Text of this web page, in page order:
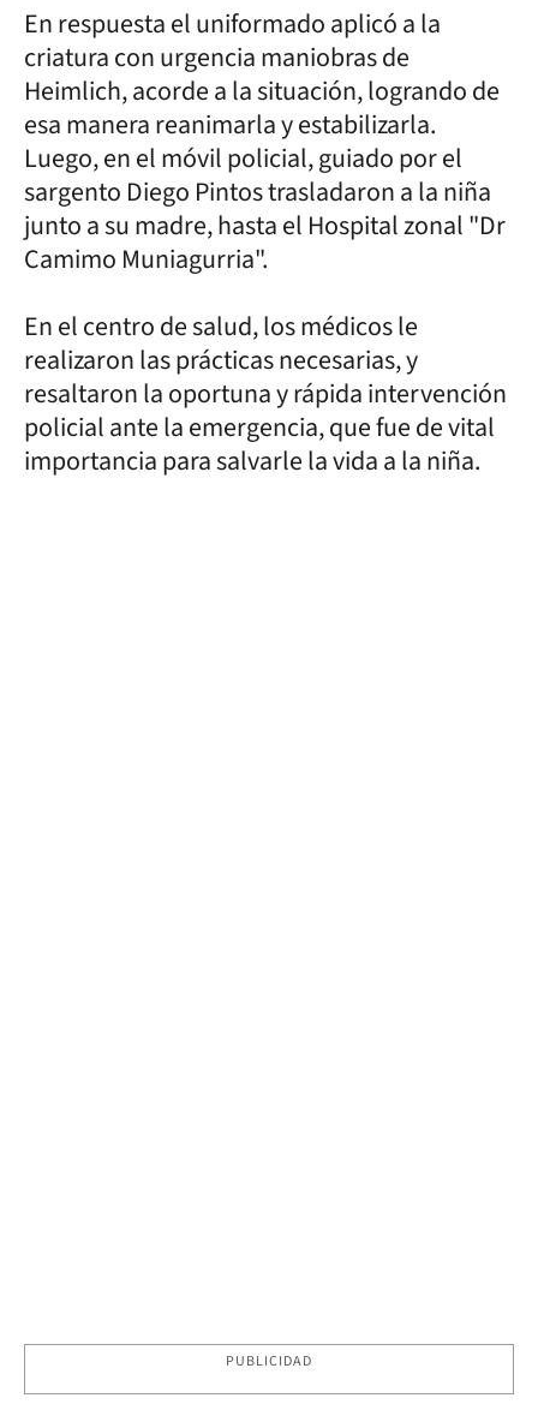
En respuesta el uniformado aplicó a la
criatura con urgencia maniobras de
Heimlich, acorde a la situación, logrando de
esa manera reanimarla y estabilizarla.
Luego, en el móvil policial, guiado por el
sargento Diego Pintos trasladaron a la niña
junto a su madre, hasta el Hospital zonal "Dr
Camimo Muniagurria".
En el centro de salud, los médicos le
realizaron las prácticas necesarias, y
resaltaron la oportuna y rápida intervención
policial ante la emergencia, que fue de vital
importancia para salvarle la vida a la niña.
PUBLICIDAD